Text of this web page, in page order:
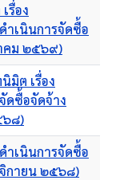
รื่อง
ำเนินการจัดซื้อ
คม ๒๕๖๙)
มิต เรื่อง
ดซื้อจัดจ้าง
๖๘)
ำเนินการจัดซื้อ
กายน ๒๕๖๘)